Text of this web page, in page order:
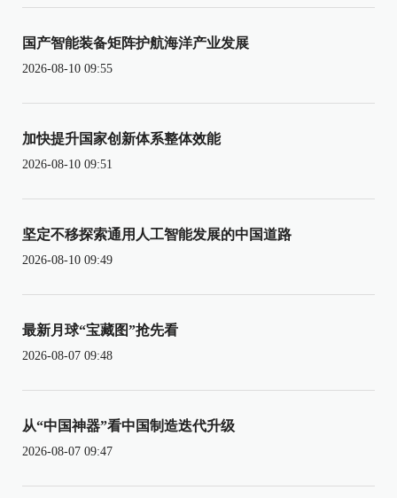
国产智能装备矩阵护航海洋产业发展
2026-08-10 09:55
加快提升国家创新体系整体效能
2026-08-10 09:51
坚定不移探索通用人工智能发展的中国道路
2026-08-10 09:49
最新月球“宝藏图”抢先看
2026-08-07 09:48
从“中国神器”看中国制造迭代升级
2026-08-07 09:47